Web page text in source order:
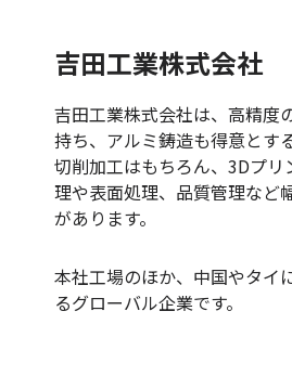
吉田工業株式会社
吉田工業株式会社は、高精度
持ち、アルミ鋳造も得意とす
切削加工はもちろん、3Dプリ
理や表面処理、品質管理など
があります。
本社工場のほか、中国やタイ
るグローバル企業です。